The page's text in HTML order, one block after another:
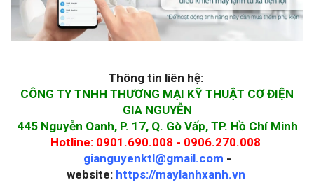
Thông tin liên hệ:
CÔNG TY TNHH THƯƠNG MẠI KỸ THUẬT CƠ ĐIỆN
GIA NGUYỄN
445 Nguyễn Oanh, P. 17, Q. Gò Vấp, TP. Hồ Chí Minh
Hotline: 0901.690.008 - 0906.270.008
gianguyenktl@gmail.com -
website: https://maylanhxanh.vn